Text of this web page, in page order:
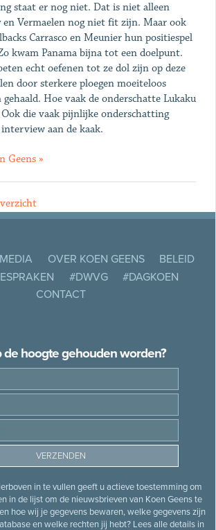
staat er nog niet. Dat is niet alleen
en Vermaelen nog niet fit zijn. Maar ook
Carrasco en Meunier hun positiespel
kwam Panama bijna tot een doelpunt.
echt oefenen tot ze dol zijn op deze
door sterkere ploegen moeiteloos
Hoe vaak de onderschatte Lukaku
die vaak pijnlijke onderschatting
aan de kaak.
Geens »
OVER KOEN GEENS
BELEID
#DWVG
#DAGKOEN
CONTACT
de hoogte gehouden worden?
in te vullen geeft u actieve toestemming om
in de lijst om de nieuwsbrieven van Koen Geens te
hoe wij je gegevens bewaren, welke gegevens zijn
en welke rechten jij hebt? Lees alle details in